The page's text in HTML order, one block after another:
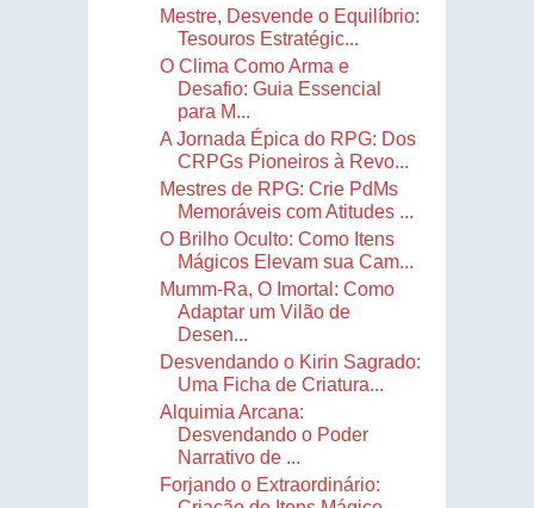
Mestre, Desvende o Equilíbrio:
Tesouros Estratégic...
O Clima Como Arma e
Desafio: Guia Essencial
para M...
A Jornada Épica do RPG: Dos
CRPGs Pioneiros à Revo...
Mestres de RPG: Crie PdMs
Memoráveis com Atitudes ...
O Brilho Oculto: Como Itens
Mágicos Elevam sua Cam...
Mumm-Ra, O Imortal: Como
Adaptar um Vilão de
Desen...
Desvendando o Kirin Sagrado:
Uma Ficha de Criatura...
Alquimia Arcana:
Desvendando o Poder
Narrativo de ...
Forjando o Extraordinário: